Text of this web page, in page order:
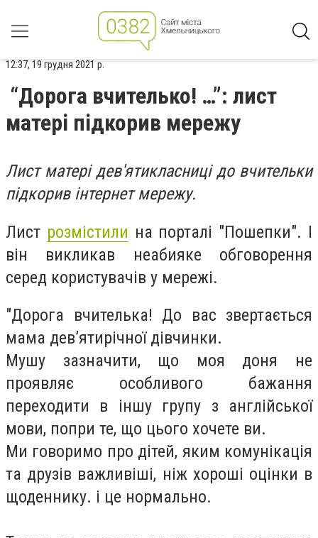
12:37, 19 грудня 2021 р.
“Дорога вчителько! …”: лист
матері підкорив мережу
Лист матері дев'ятикласниці до вчительки
підкорив інтернет мережу.
Лист розмістили на порталі "Пошепки". І
він викликав неабияке обговорення
серед користувачів у мережі.
"Дорога вчителька! До вас звертається
мама дев’ятирічної дівчинки.
Мушу зазначити, що моя доня не
проявляє особливого бажання
переходити в іншу групу з англійської
мови, попри те, що цього хочете ви.
Ми говоримо про дітей, яким комунікація
та друзів важливіші, ніж хороші оцінки в
щоденнику. і це нормально.